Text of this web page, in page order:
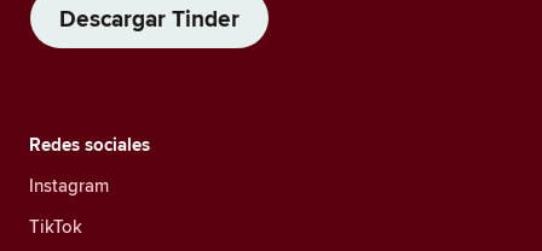
Descargar Tinder
Redes sociales
Instagram
TikTok